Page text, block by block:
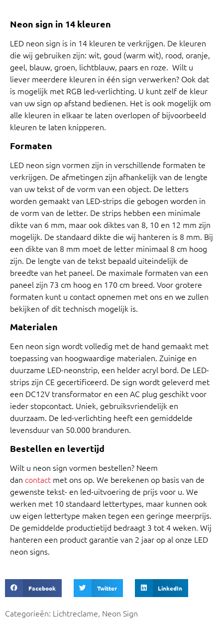
Neon sign in 14 kleuren
LED neon sign is in 14 kleuren te verkrijgen. De kleuren
die wij gebruiken zijn: wit, goud (warm wit), rood, oranje,
geel, blauw, groen, lichtblauw, paars en roze. Wilt u
liever meerdere kleuren in één sign verwerken? Ook dat
is mogelijk met RGB led-verlichting. U kunt zelf de kleur
van uw sign op afstand bedienen. Het is ook mogelijk om
alle kleuren in elkaar te laten overlopen of bijvoorbeeld
kleuren te laten knipperen.
Formaten
LED neon sign vormen zijn in verschillende formaten te
verkrijgen. De afmetingen zijn afhankelijk van de lengte
van uw tekst of de vorm van een object. De letters
worden gemaakt van LED-strips die gebogen worden in
de vorm van de letter. De strips hebben een minimale
dikte van 6 mm, maar ook diktes van 8, 10 en 12 mm zijn
mogelijk. De standaard dikte die wij hanteren is 8 mm. Bij
een dikte van 8 mm moet de letter minimaal 8 cm hoog
zijn. De lengte van de tekst bepaald uiteindelijk de
breedte van het paneel. De maximale formaten van een
paneel zijn 73 cm hoog en 170 cm breed. Voor grotere
formaten kunt u contact opnemen met ons en we zullen
bekijken of dit technisch mogelijk is.
Materialen
Een neon sign wordt volledig met de hand gemaakt met
toepassing van hoogwaardige materialen. Zuinige en
duurzame LED-neonstrip, een helder acryl bord. De LED-
strips zijn CE gecertificeerd. De sign wordt geleverd met
een DC12V transformator en een AC plug geschikt voor
ieder stopcontact. Uniek, gebruiksvriendelijk en
duurzaam. De led-verlichting heeft een gemiddelde
levensduur van 50.000 branduren.
Bestellen en levertijd
Wilt u neon sign vormen bestellen? Neem
dan contact met ons op. We berekenen op basis van de
gewenste tekst- en led-uitvoering de prijs voor u. We
werken met 10 standaard lettertypes, maar kunnen ook
uw eigen lettertype maken tegen een geringe meerprijs.
De gemiddelde productietijd bedraagt 3 tot 4 weken. Wij
hanteren een product garantie van 2 jaar op al onze LED
neon signs.
Facebook Twitter LinkedIn
Categorieën: Lichtreclame, Neon Sign